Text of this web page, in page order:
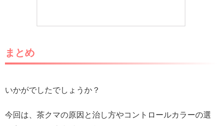
まとめ
いかがでしたでしょうか？
今回は、茶クマの原因と治し方やコントロールカラーの選